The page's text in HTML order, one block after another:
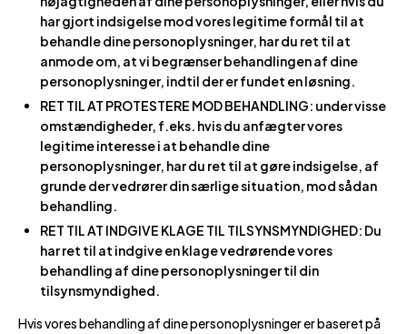
har gjort indsigelse mod vores legitime formål til at
behandle dine personoplysninger, har du ret til at
anmode om, at vi begrænser behandlingen af dine
personoplysninger, indtil der er fundet en løsning.
RET TIL AT PROTESTERE MOD BEHANDLING: under visse
omstændigheder, f.eks. hvis du anfægter vores
legitime interesse i at behandle dine
personoplysninger, har du ret til at gøre indsigelse, af
grunde der vedrører din særlige situation, mod sådan
behandling.
RET TIL AT INDGIVE KLAGE TIL TILSYNSMYNDIGHED: Du
har ret til at indgive en klage vedrørende vores
behandling af dine personoplysninger til din
tilsynsmyndighed.
Hvis vores behandling af dine personoplysninger er baseret på